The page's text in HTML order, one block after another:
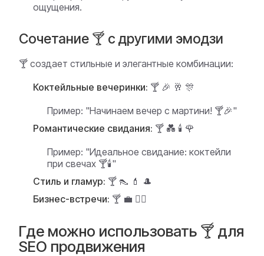
ощущения.
Сочетание 🍸 с другими эмодзи
🍸 создает стильные и элегантные комбинации:
Коктейльные вечеринки: 🍸 🎉 🥂 🎊
Пример: "Начинаем вечер с мартини! 🍸🎉"
Романтические свидания: 🍸 💑 🕯️ 🌹
Пример: "Идеальное свидание: коктейли
при свечах 🍸🕯️"
Стиль и гламур: 🍸 👠 💄 🎩
Бизнес-встречи: 🍸 💼 🤵‍♂️
Где можно использовать 🍸 для
SEO продвижения